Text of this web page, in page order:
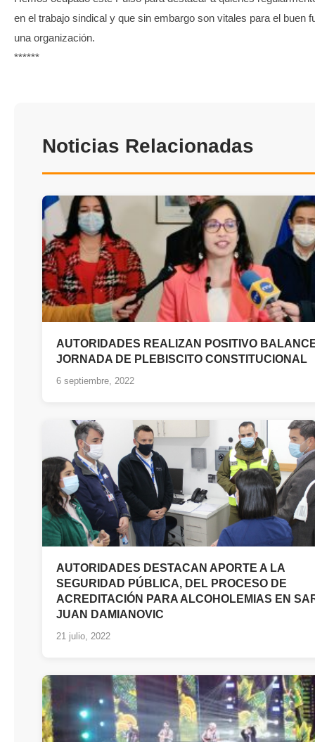
en el trabajo sindical y que sin embargo son vitales para el buen
una organización.
******
Noticias Relacionadas
AUTORIDADES REALIZAN POSITIVO
JORNADA DE PLEBISCITO CONSTITUCIONAL
6 septiembre, 2022
AUTORIDADES DESTACAN APORTE A LA
SEGURIDAD PÚBLICA, DEL PROCESO DE
ACREDITACIÓN PARA ALCOHOLEMIAS EN
JUAN DAMIANOVIC
21 julio, 2022